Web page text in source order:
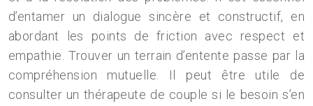
d’entamer un dialogue sincère et constructif, en
abordant les points de friction avec respect et
empathie. Trouver un terrain d’entente passe par la
compréhension mutuelle. Il peut être utile de
consulter un thérapeute de couple si le besoin s’en